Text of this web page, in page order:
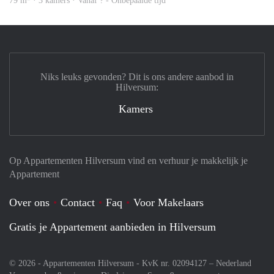
Op Appartementen Hilversum vind en verhuur je makkelijk je
Appartement
Over ons Contact Faq
Voor Makelaars
Gratis je Appartement aanbieden in Hilversum
© 2026 - Appartementen Hilversum - KvK nr. 02094127 – Nederland
Niks leuks gevonden? Dit is ons andere aanbod in
Hilversum:
Kamers